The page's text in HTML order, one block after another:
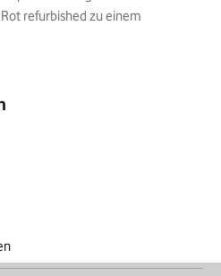
refurbished zu einem